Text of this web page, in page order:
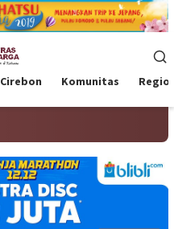
Cirebon Komunitas